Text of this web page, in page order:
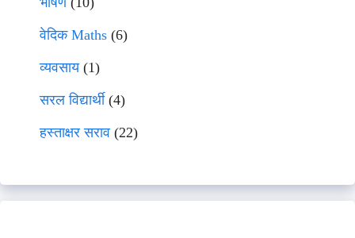
वेदिक Maths (6)
व्यवसाय(1)
सरल विद्यार्थी(4)
हस्ताक्षर सराव (22)